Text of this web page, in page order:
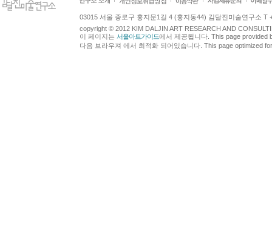
03015 서울 종로구 홍지문1길 4 (홍지동44) 김달진미술연구소 T
copyright © 2012 KIM DALJIN ART RESEARCH AND
이 페이지는 서울아트가이드에서 제공됩니다. This page provided
다음 브라우져 에서 최적화 되어있습니다. This page optimized